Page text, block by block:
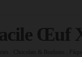
Œuf
Pâques